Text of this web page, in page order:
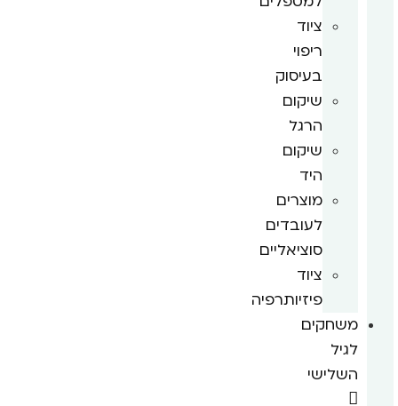
ציוד
ריפוי
בעיסוק
שיקום
הרגל
שיקום
היד
מוצרים
לעובדים
סוציאליים
ציוד
פיזיותרפיה
משחקים
לגיל
השלישי